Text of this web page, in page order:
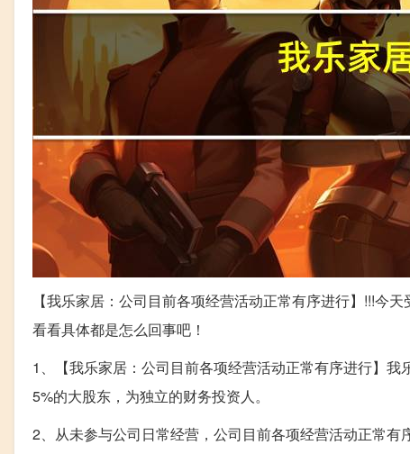
【我乐家居：公司目前各项经营活动正常有序进行】!!!今
看看具体都是怎么回事吧！
1、【我乐家居：公司目前各项经营活动正常有序进行】
5%的大股东，为独立的财务投资人。
2、从未参与公司日常经营，公司目前各项经营活动正常有